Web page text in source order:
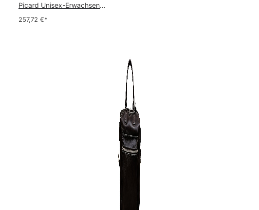
Picard Unisex-Erwachsene Buddy Gepäck- Handgepäck
257,72 €*